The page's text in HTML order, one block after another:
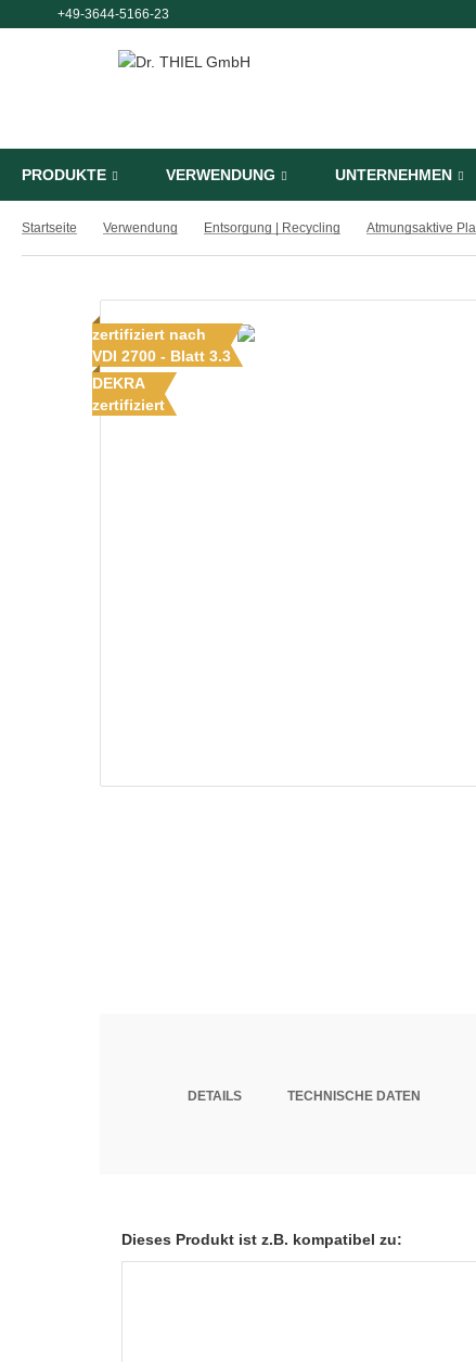
+49-3644-5166-23
PRODUKTE VERWENDUNG UNTERNEHMEN
Startseite Verwendung Entsorgung | Recycling
zertifiziert nach
VDI 2700 - Blatt 3.3
DEKRA
zertifiziert
DETAILS TECHNISCHE DATEN
Dieses Produkt ist z.B. kompatibel zu: